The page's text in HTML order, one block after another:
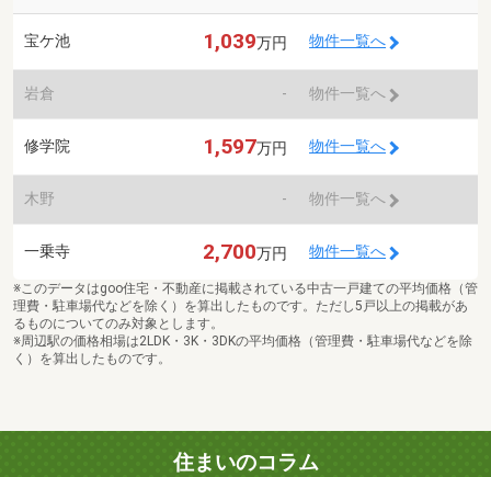
宝ケ池 1,039万円 物件一覧へ
岩倉 - 物件一覧へ
修学院 1,597万円 物件一覧へ
木野 - 物件一覧へ
一乗寺 2,700万円 物件一覧へ
※このデータはgoo住宅・不動産に掲載されている中古一戸建ての平均価格（管
理費・駐車場代などを除く）を算出したものです。ただし5戸以上の掲載があ
るものについてのみ対象とします。
※周辺駅の価格相場は2LDK・3K・3DKの平均価格（管理費・駐車場代などを除
く）を算出したものです。
住まいのコラム